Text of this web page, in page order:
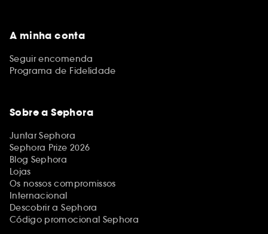
A minha conta
Seguir encomenda
Programa de Fidelidade
Sobre a Sephora
Juntar Sephora
Sephora Prize 2026
Blog Sephora
Lojas
Os nossos compromissos
Internacional
Descobrir a Sephora
Código promocional Sephora